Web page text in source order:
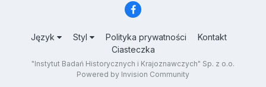
Język Styl Polityka prywatności
Kontakt
Ciasteczka
"Instytut Badań Historycznych i Krajoznawczych" Sp. z o.o.
Powered by Invision Community